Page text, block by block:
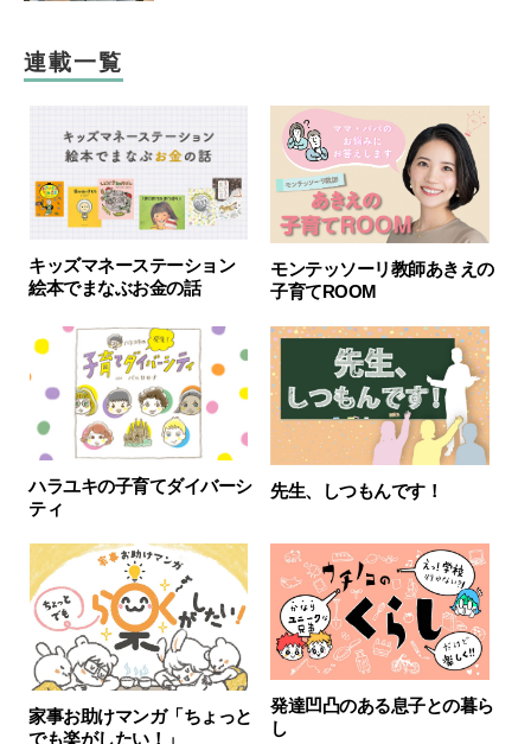
連載一覧
キッズマネーステーション
絵本でまなぶお金の話
モンテッソーリ教師あきえの
子育てROOM
ハラユキの子育てダイバーシ
ティ
先生、しつもんです！
家事お助けマンガ「ちょっと
でも楽がしたい！」
発達凹凸のある息子との暮ら
し